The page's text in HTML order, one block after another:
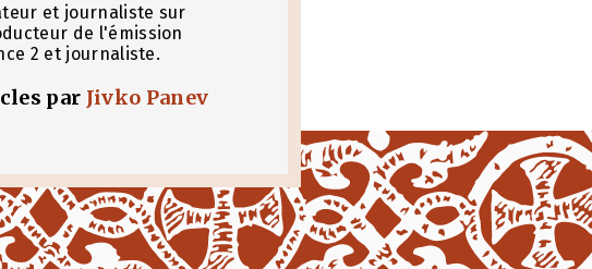
et journaliste sur
de l'émission
2 et journaliste.
par Jivko Panev